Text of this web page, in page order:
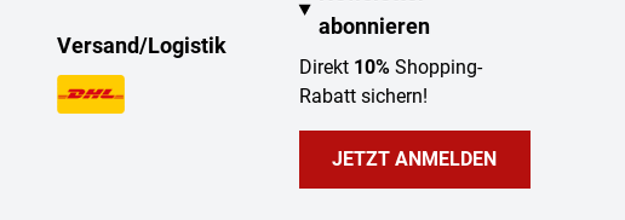
Versand/Logistik
abonnieren
Direkt 10%Shopping-
Rabatt sichern!
JETZT ANMELDEN